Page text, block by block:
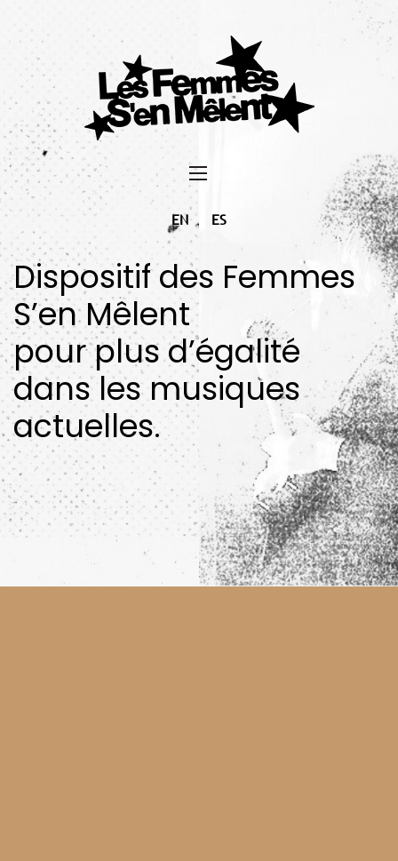
EN ES
Dispositif des Femmes
S’en Mêlent
pour plus d’égalité
dans les musiques
actuelles.